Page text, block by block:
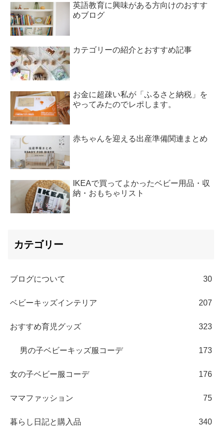
英語教育に興味がある方向けのおすす
めブログ
カテゴリーの紹介とおすすめ記事
お金に超疎い私が「ふるさと納税」を
やってみたのでレポします。
赤ちゃんを迎える出産準備関連まとめ
IKEAで買ってよかったベビー用品・収
納・おもちゃリスト
カテゴリー
ブログについて 30
ベビーキッズインテリア 207
おすすめ育児グッズ 323
男の子ベビーキッズ服コーデ 173
女の子ベビー服コーデ 176
ママファッション 75
暮らし日記と購入品 340